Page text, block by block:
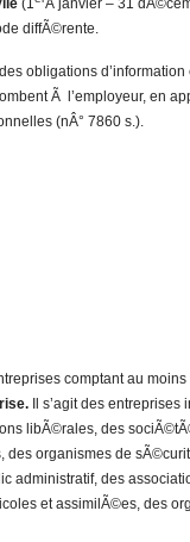
(1
Â janvier – 31
diffÃ©rente.
obligations
Ã l’employeur, en
(nÂ° 7860 s.).
comptant au
Il s’agit des
libÃ©rales, des
organismes de
administratif, des
et assimilÃ©es, des